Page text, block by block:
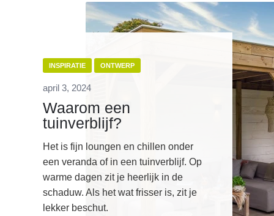
INSPIRATIE ONTWERP
april 3, 2024
Waarom een
tuinverblijf?
Het is fijn loungen en chillen onder
een veranda of in een tuinverblijf. Op
warme dagen zit je heerlijk in de
schaduw. Als het wat frisser is, zit je
lekker beschut.